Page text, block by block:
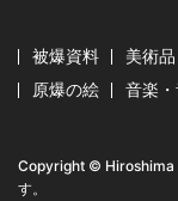
被爆資料 美術品
原爆の絵
音楽
Copyright © Hiroshima
す。